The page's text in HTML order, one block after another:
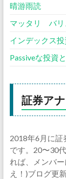
晴游雨読
マッタリ バリ
インデックス
Passiveな投資
証券ア
2018年6月に証
です。20〜30
れば、メンバ
え！)ブログ更